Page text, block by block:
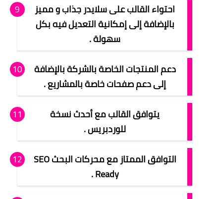
احتواء القالب على سلايدر جذاب و مميز
بالإضافة إلى إمكانية التعديل فيه بكل
سهولة .
دعم المنتجات الخاصة بالشركة بالإضافة
إلى دعم صفحات خاصة بالمشاريع .
يتوافق القالب مع أحدث نسخة
للوردبريس .
التوافق الممتاز مع محركات البحث SEO
Ready .